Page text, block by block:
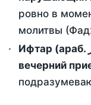
ровно в
молитвы
Ифтар (араб. إفطار) — разговение - это
вечерний